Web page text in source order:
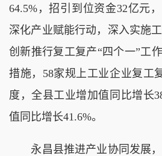
64.5%，招引到位资金32亿元
深化产业赋能行动，深入实施
创新推行复工复产“四个一”工
措施，58家规上工业企业复工
度，全县工业增加值同比增长
值同比增长41.6%。
永昌县推进产业协同发展，